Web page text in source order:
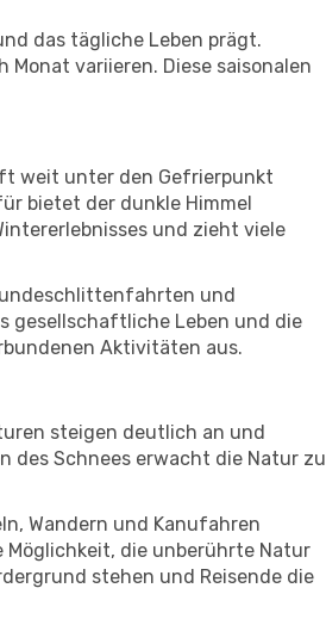
das tägliche Leben prägt.
variieren. Diese saisonalen
weit unter den Gefrierpunkt
bietet der dunkle Himmel
und zieht viele
und
gesellschaftliche Leben und die
Aktivitäten aus.
steigen deutlich an und
des Schnees erwacht die Natur zu
Wandern und Kanufahren
Möglichkeit, die unberührte Natur
stehen und Reisende die